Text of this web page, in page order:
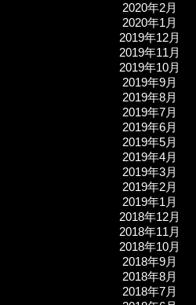
2020年2月
2020年1月
2019年12月
2019年11月
2019年10月
2019年9月
2019年8月
2019年7月
2019年6月
2019年5月
2019年4月
2019年3月
2019年2月
2019年1月
2018年12月
2018年11月
2018年10月
2018年9月
2018年8月
2018年7月